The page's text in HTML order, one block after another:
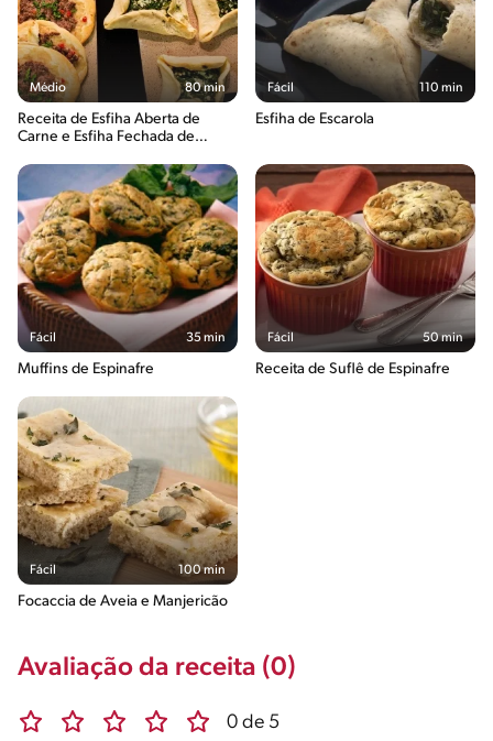
Médio 80 min
Receita de Esfiha Aberta de
Carne e Esfiha Fechada de
Fácil 110 min
Esfiha de Escarola
Fácil 35 min
Muffins de Espinafre
Fácil 50 min
Receita de Suflê de Espinafre
Fácil 100 min
Focaccia de Aveia e Manjericão
Avaliação da receita (0)
0 de 5